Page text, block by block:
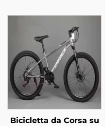
Adulti Uomo Donna a
Velocità Variabile in
Acciaio per Studenti
Guida Esterna
Bicicletta da Corsa su